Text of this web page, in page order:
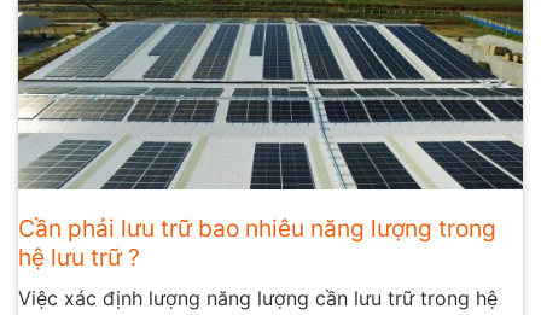
Cần phải lưu trữ bao nhiêu năng lượng trong
hệ lưu trữ ?
Việc xác định lượng năng lượng cần lưu trữ trong hệ